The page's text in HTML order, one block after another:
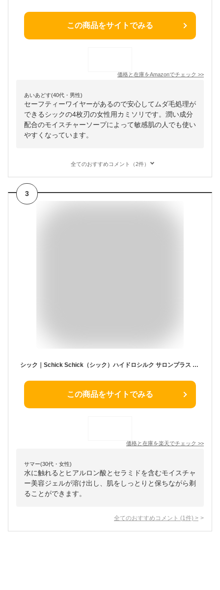
この商品をサイトでみる
価格と在庫をAmazonでチェック >>
あいあどす(40代・男性)
セーフティーワイヤーがあるので安心してムダ毛処理が
できるシックの4枚刃の女性用カミソリです。潤い成分
配合のモイスチャーソープによって敏感肌の人でも使い
やすくなっています。
全てのおすすめコメント（2件）
3
シック｜Schick Schick（シック）ハイドロシルク サロンプラス ホルダー （刃付き）
この商品をサイトでみる
価格と在庫を楽天でチェック >>
サマー(30代・女性)
水に触れるとヒアルロン酸とセラミドを含むモイスチャ
ー美容ジェルが溶け出し、肌をしっとりと保ちながら剃
ることができます。
全てのおすすめコメント (1 件) >